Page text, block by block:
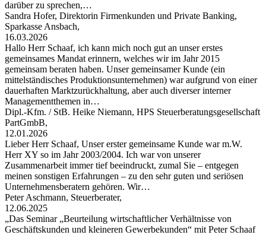
darüber zu sprechen,…
Sandra Hofer, Direktorin Firmenkunden und Private Banking,
Sparkasse Ansbach,
16.03.2026
Hallo Herr Schaaf, ich kann mich noch gut an unser erstes
gemeinsames Mandat erinnern, welches wir im Jahr 2015
gemeinsam beraten haben. Unser gemeinsamer Kunde (ein
mittelständisches Produktionsunternehmen) war aufgrund von einer
dauerhaften Marktzurückhaltung, aber auch diverser interner
Managementthemen in…
Dipl.-Kfm. / StB. Heike Niemann, HPS Steuerberatungsgesellschaft
PartGmbB,
12.01.2026
Lieber Herr Schaaf, Unser erster gemeinsame Kunde war m.W.
Herr XY so im Jahr 2003/2004. Ich war von unserer
Zusammenarbeit immer tief beeindruckt, zumal Sie – entgegen
meinen sonstigen Erfahrungen – zu den sehr guten und seriösen
Unternehmensberatern gehören. Wir…
Peter Aschmann, Steuerberater,
12.06.2025
„Das Seminar „Beurteilung wirtschaftlicher Verhältnisse von
Geschäftskunden und kleineren Gewerbekunden“ mit Peter Schaaf